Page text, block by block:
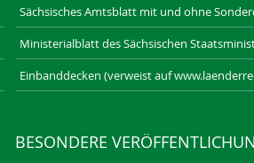
Sächsisches Amtsblatt mit und ohne
Ministerialblatt des Sächsischen
Einbanddecken (verweist auf
BESONDERE